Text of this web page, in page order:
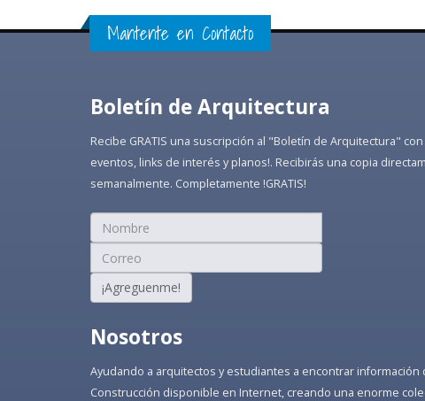
Mantente en Contacto
Boletín de Arquitectura
Recibe GRATIS una suscripción al "Boletín de Arquitectura"
eventos, links de interés y planos!. Recibirás una copia
semanalmente. Completamente !GRATIS!
¡Agreguenme!
Nosotros
Ayudando a arquitectos y estudiantes a encontrar
Construcción disponible en Internet, creando una enorme